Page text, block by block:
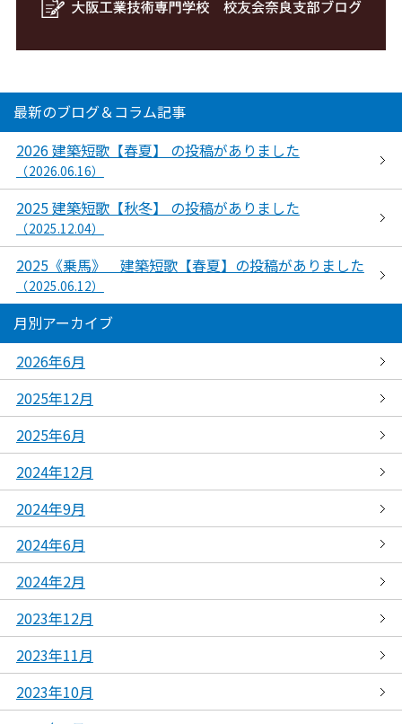
最新のブログ＆コラム記事
2026 建築短歌【春夏】 の投稿がありました
（2026.06.16）
2025 建築短歌【秋冬】 の投稿がありました
（2025.12.04）
2025《乗馬》 建築短歌【春夏】の投稿がありました
（2025.06.12）
月別アーカイブ
2026年6月
2025年12月
2025年6月
2024年12月
2024年9月
2024年6月
2024年2月
2023年12月
2023年11月
2023年10月